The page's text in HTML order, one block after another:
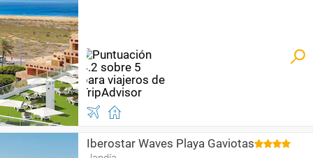
Iberostar Waves Playa Gaviotas